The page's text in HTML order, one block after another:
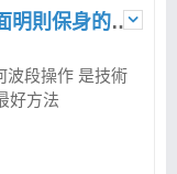
再度回顧, 為何波段操作 是技術面明則保身的最好方法
波段操作 是技術
好方法